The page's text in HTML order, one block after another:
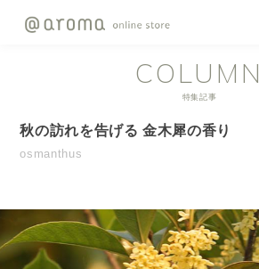
COLUMN
特集記事
秋の訪れを告げる 金木犀の香り
osmanthus